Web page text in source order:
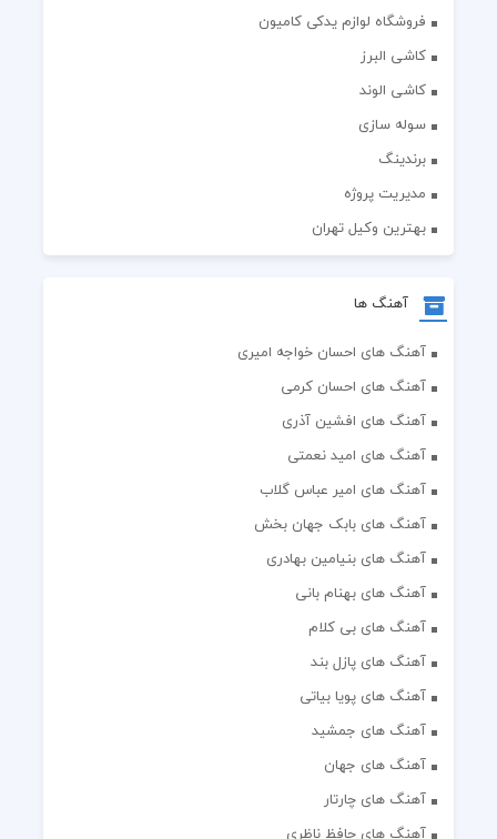
فروشگاه لوازم یدکی کامیون
کاشی البرز
کاشی الوند
سوله سازی
برندینگ
مدیریت پروژه
بهترین وکیل تهران
آهنگ ها
آهنگ های احسان خواجه امیری
آهنگ های احسان کرمی
آهنگ های افشین آذری
آهنگ های امید نعمتی
آهنگ های امیر عباس گلاب
آهنگ های بابک جهان بخش
آهنگ های بنیامین بهادری
آهنگ های بهنام بانی
آهنگ های بی کلام
آهنگ های پازل بند
آهنگ های پویا بیاتی
آهنگ های جمشید
آهنگ های جهان
آهنگ های چارتار
آهنگ های حافظ ناظری